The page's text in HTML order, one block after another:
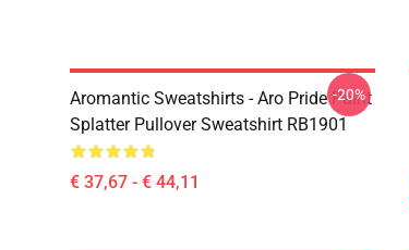
Aromantic Sweatshirts - Aro Pride Paint
Splatter Pullover Sweatshirt RB1901
€ 37,67 - € 44,11
-20%